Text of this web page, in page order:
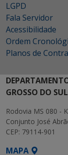
LGPD
Fala Servidor
Acessibilidade
Ordem
Planos de
GROSSO DO SUL
Rodovia MS 080 -
Conjunto José
CEP: 79114-901
MAPA